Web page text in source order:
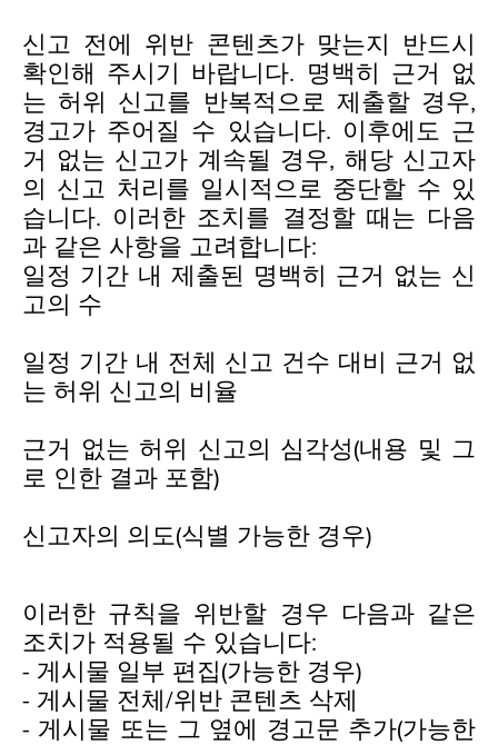
신고 전에 위반 콘텐츠가 맞는지 반드시
확인해 주시기 바랍니다. 명백히 근거 없
는 허위 신고를 반복적으로 제출할 경우,
경고가 주어질 수 있습니다. 이후에도 근
거 없는 신고가 계속될 경우, 해당 신고자
의 신고 처리를 일시적으로 중단할 수 있
습니다. 이러한 조치를 결정할 때는 다음
과 같은 사항을 고려합니다:
일정 기간 내 제출된 명백히 근거 없는 신
고의 수
일정 기간 내 전체 신고 건수 대비 근거 없
는 허위 신고의 비율
근거 없는 허위 신고의 심각성(내용 및 그
로 인한 결과 포함)
신고자의 의도(식별 가능한 경우)
이러한 규칙을 위반할 경우 다음과 같은
조치가 적용될 수 있습니다:
- 게시물 일부 편집(가능한 경우)
- 게시물 전체/위반 콘텐츠 삭제
- 게시물 또는 그 옆에 경고문 추가(가능한